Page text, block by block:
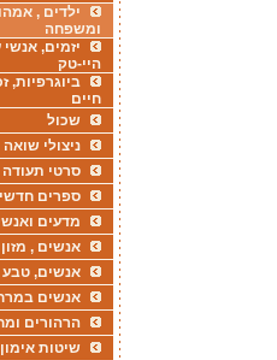
ילדים ,
ומשפחה
יזמים,
היי-טק
ביוגרפיות,
חיים
שכול
ניצולי שואה
סרטי תעודה
ספרים
מדעים
אנשים , מזון
אנשים, טבע
אנשים
הרהורים
שיטות אימון